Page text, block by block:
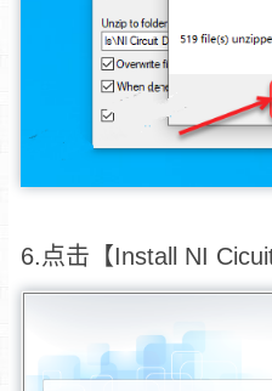
6.点击【Install NI